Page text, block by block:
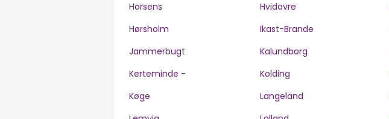
Horsens
Hvidovre
Hørsholm
Ikast-Brande
Jammerbugt
Kalundborg
Kerteminde -
Kolding
Køge
Langeland